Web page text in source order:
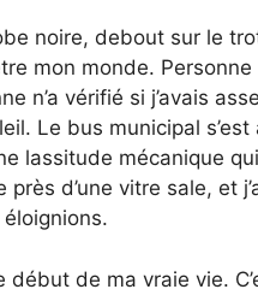
noire, debout sur le
mon monde. Personne
n’a vérifié si j’avais
Le bus municipal
lassitude mécanique
près d’une vitre sale, et
de ma vraie vie.